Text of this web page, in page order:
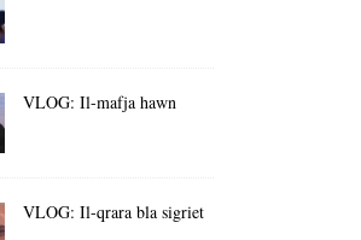
VLOG: Il-mafja hawn
VLOG: Il-qrara bla sigriet